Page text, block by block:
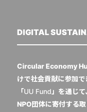
DIGITAL
Circular Economy
けで社会貢献に参加
「UU Fund 」を通じ
NPO団体に寄付する取